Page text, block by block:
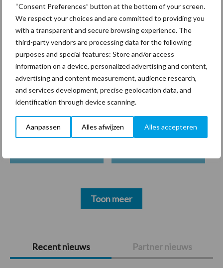
“Consent Preferences” button at the bottom of your screen.
We respect your choices and are committed to providing you
with a transparent and secure browsing experience. The
third-party vendors are processing data for the following
purposes and special features: Store and/or access
information on a device, personalized advertising and content,
advertising and content measurement, audience research,
and services development, precise geolocation data, and
identification through device scanning.
Aanpassen Alles afwijzen Alles accepteren
Primaire
Sidebar
Recent nieuws Partner nieuws
aanwezigheidsregistratie in
België
Thema's Vakpartners
Coronavirus UVC
Toon meer